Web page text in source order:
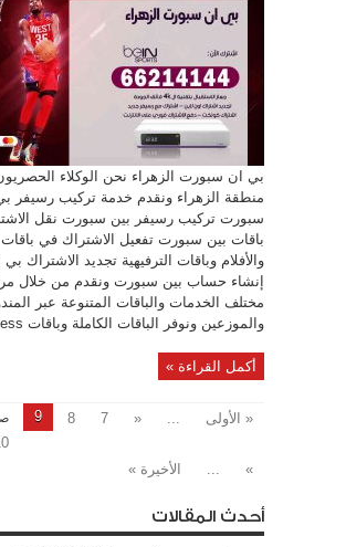
بي ان سبورت الزهراء نحن الوكلاء
منطقة الزهراء ونقدم خدمة تركيب رسيفر
سبورت تركيب رسيفر بين سبورت نقل
باقات بين سبورت تفعيل الاشتراك في باقات
والأفلام وباقات الترفيهية تجديد الاشتراك
إنشاء حساب بين سبورت ونقدم من خلال
مختلف الخدمات والباقات المتنوعة عبر
والموزعين ونوفر الباقات الكاملة وباقات access ...
أكمل القراءة »
« الأولى ...
«
7
8
9
»
... الأخيرة »
أحدث المقالات